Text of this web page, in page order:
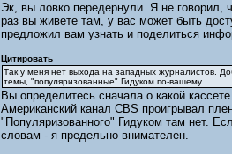
Эк, вы ловко передернули. Я не говорил,
раз вы живете там, у вас может быть
предложил вам узнать и поделиться
Цитировать
Так у меня нет выхода на западных журналистов.
темы, "популяризованные" Гидуком по-вашему.
Вы определитесь сначала о какой
Американский канал CBS проигрывал
"Популяризованного" Гидуком там нет.
словам - я предельно внимателен.